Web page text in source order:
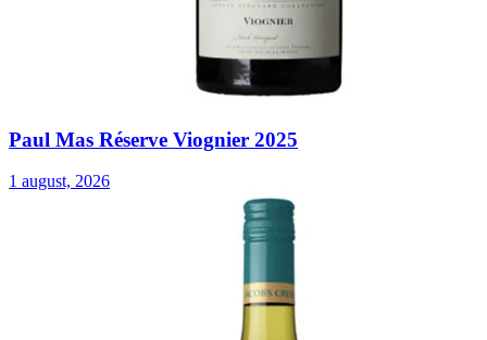
Paul Mas Réserve Viognier 2025
1 august, 2026